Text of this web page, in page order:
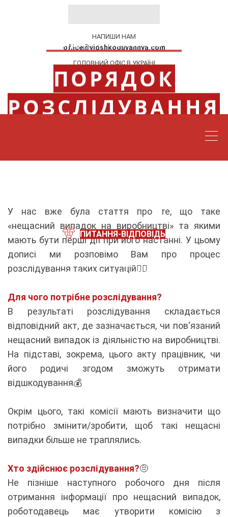
НАПИШИ НАМ
office@vidshkoduvannya.com
ГОЛОВНИЙ ОФІС В УКРАЇНІ
м. Львів, пл. Соборна 12А
ЗАТЕЛЕФОНУЙ
0676712711
ЮРИДИЧНІ КОНСУЛЬТАЦІЇ
ПОРЯДОК
РОЗСЛІДУВАННЯ
ВИРОБНИЦТВІ
ПИТАННЯ-ВІДПОВІДЬ
ОТРИМАТИ КОНСУЛЬТАЦІЮ
У нас вже була стаття про те, що таке
«нещасний випадок на виробництві» та якими
мають бути перші дії при його настанні. У цьому
дописі ми розповімо Вам про процес
розслідування таких ситуацій🕵️‍♀️
Для чого потрібне розслідування?
В результаті розслідування складається
відповідний акт, де зазначається, чи пов‘язаний
нещасний випадок із діяльністю на виробництві.
На підставі, зокрема, цього акту працівник, чи
його родичі згодом зможуть отримати
відшкодування💰
Окрім цього, такі комісії мають визначити що
потрібно змінити/зробити, щоб такі нещасні
випадки більше не траплялись.
Хто здійснює розслідування?🤨
Не пізніше наступного робочого дня після
отримання інформації про нещасний випадок,
роботодавець має утворити комісію з